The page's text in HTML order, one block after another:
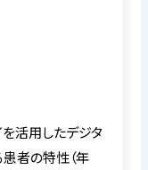
活用したデジタ
者の特性（年